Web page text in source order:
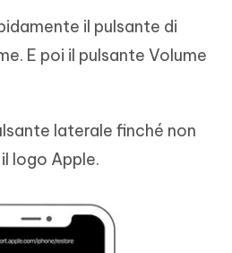
il pulsante di
E poi il pulsante Volume
laterale finché non
logo Apple.